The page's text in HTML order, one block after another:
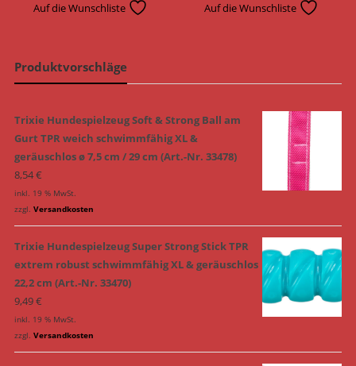
Auf die Wunschliste Auf die Wunschliste
Produktvorschläge
Trixie Hundespielzeug Soft & Strong Ball am
Gurt TPR weich schwimmfähig XL &
geräuschlos ø 7,5 cm / 29 cm (Art.-Nr. 33478)
8,54€
inkl. 19 % MwSt.
zzgl. Versandkosten
Trixie Hundespielzeug Super Strong Stick TPR
extrem robust schwimmfähig XL & geräuschlos
22,2 cm (Art.-Nr. 33470)
9,49€
inkl. 19 % MwSt.
zzgl. Versandkosten